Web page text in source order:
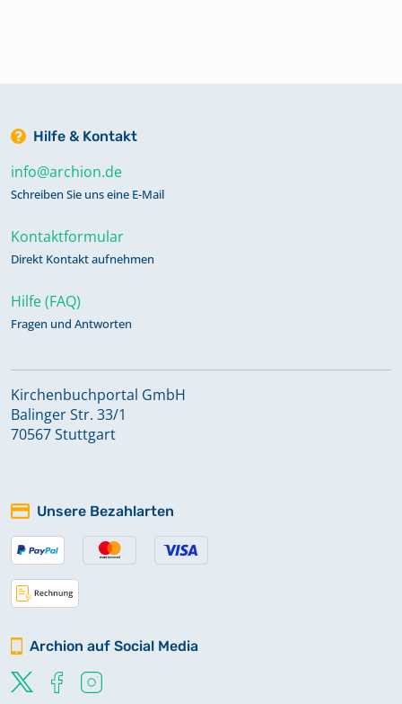
Hilfe & Kontakt
info@archion.de
Schreiben Sie uns eine E-Mail
Kontaktformular
Direkt Kontakt aufnehmen
Hilfe (FAQ)
Fragen und Antworten
Kirchenbuchportal GmbH
Balinger Str. 33/1
70567 Stuttgart
Unsere Bezahlarten
Archion auf Social Media